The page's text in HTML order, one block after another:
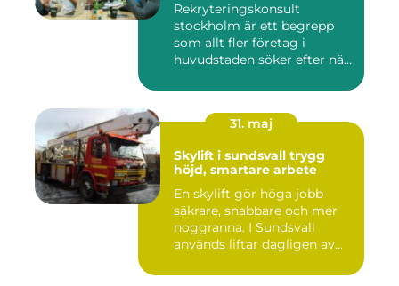
Rekryteringskonsult
stockholm är ett begrepp
som allt fler företag i
huvudstaden söker efter när
31. maj
Skylift i sundsvall trygg
höjd, smartare arbete
En skylift gör höga jobb
säkrare, snabbare och mer
noggranna. I Sundsvall
används liftar dagligen av...